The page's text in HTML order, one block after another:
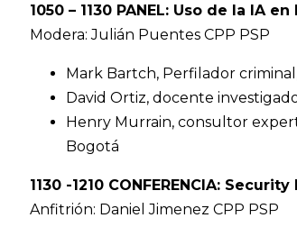
1050 – 1130 PANEL: Uso de la IA
Modera: Julián Puentes CPP PSP
Mark Bartch, Perfilador
David Ortiz, docente
Henry Murrain, consultor
Bogotá
1130 -1210 CONFERENCIA:
Anfitrión: Daniel Jimenez CPP PSP